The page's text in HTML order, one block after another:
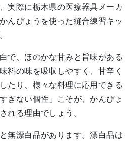
実際に栃木県の医療器具メーカ
んぴょうを使った縫合練習キッ
で、ほのかな甘みと旨味がある
料の味を吸収しやすく、甘辛く
たり、様々な料理に応用できる
ぎない個性」こそが、かんぴょ
れる理由でしょう。
無漂白品があります。漂白品は